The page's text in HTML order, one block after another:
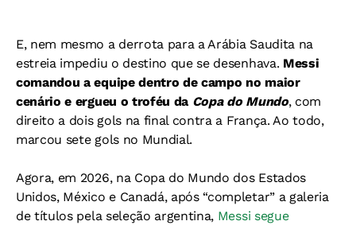
E, nem mesmo a derrota para a Arábia Saudita na
estreia impediu o destino que se desenhava. Messi
comandou a equipe dentro de campo no maior
cenário e ergueu o troféu da Copa do Mundo, com
direito a dois gols na final contra a França. Ao todo,
marcou sete gols no Mundial.
Agora, em 2026, na Copa do Mundo dos Estados
Unidos, México e Canadá, após “completar” a galeria
de títulos pela seleção argentina, Messi segue